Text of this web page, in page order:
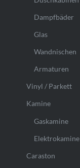
Dampfbäder
Glas
Wandnischen
Armaturen
Vinyl / Parkett
Kamine
Gaskamine
Elektrokamine
Caraston